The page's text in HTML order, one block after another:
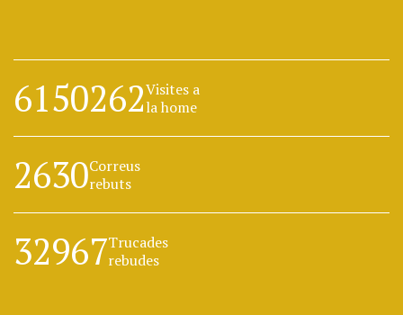
6150262Visites a
la home
2630Correus
rebuts
32967Trucades
rebudes